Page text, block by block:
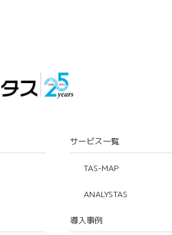
サービス一覧
TAS-MAP
ANALYSTAS
導入事例